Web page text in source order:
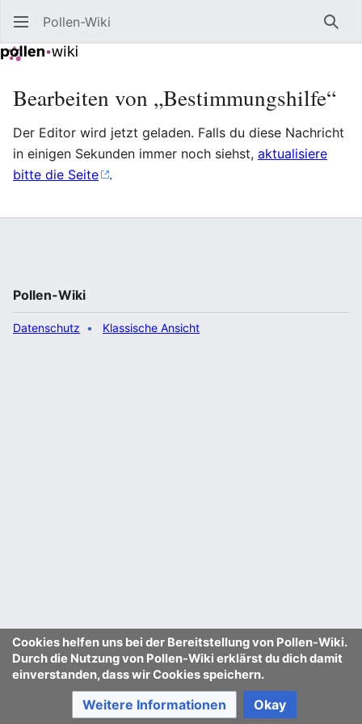
Pollen-Wiki
Bearbeiten von „Bestimmungshilfe“
Der Editor wird jetzt geladen. Falls du diese Nachricht
in einigen Sekunden immer noch siehst, aktualisiere
bitte die Seite
.
Cookies helfen uns bei der Bereitstellung von Pollen-Wiki.
Durch die Nutzung von Pollen-Wiki erklärst du dich damit
einverstanden, dass wir Cookies speichern.
Weitere Informationen Okay
Pollen-Wiki
Datenschutz Klassische Ansicht